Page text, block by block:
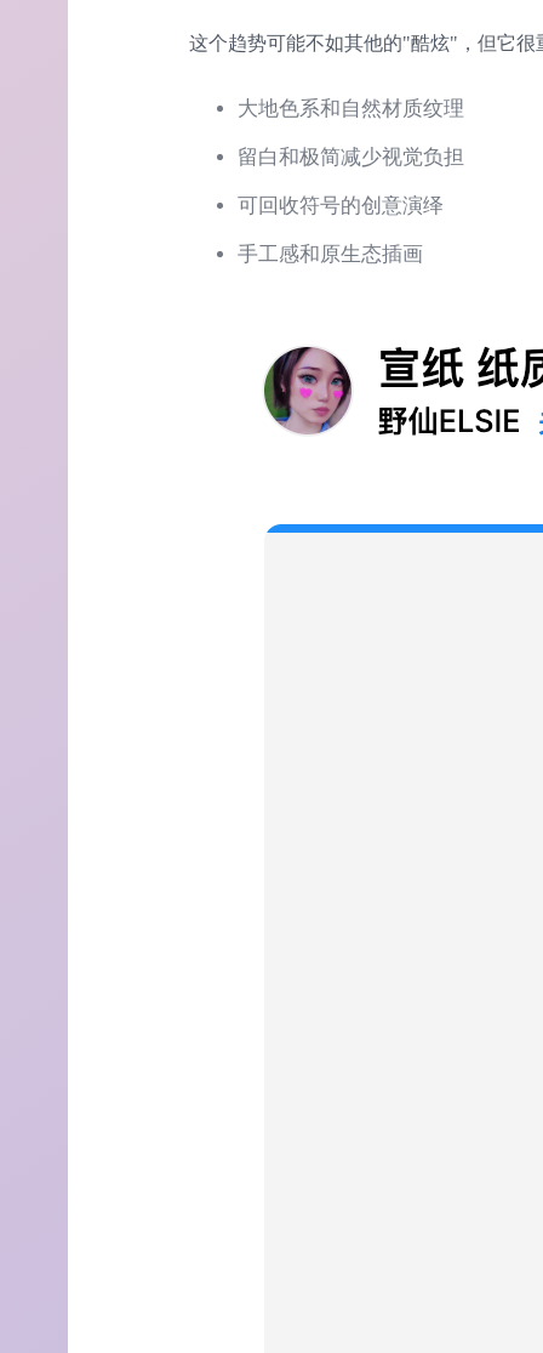
这个趋势可能不如其他的"酷炫"，但它
大地色系和自然材质纹理
留白和极简减少视觉负担
可回收符号的创意演绎
手工感和原生态插画